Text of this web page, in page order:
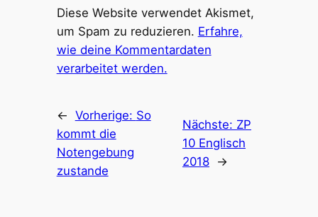
Diese Website verwendet Akismet,
um Spam zu reduzieren. Erfahre,
wie deine Kommentardaten
verarbeitet werden.
← Vorherige: So
kommt die
Notengebung
zustande
Nächste: ZP
10 Englisch
2018
→